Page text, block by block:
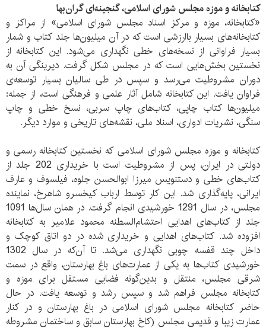
کتابخانه و موزه‌ مجلس شورای اسلامی، گنجینه‌ای گران‌بها
«کتابخانه، موزه و مرکز اسناد مجلس شورای اسلامی» از مراکز و
کتابخانه‌های بسیار باارزشی است که در آن میلیون‌ها جلد کتاب و شمار
بسیار فراوانی از نسخه‌های خطی نگهداری می‌شود. این کتابخانه از
نخستین بخش‌هایی است که در مجلس شکل گرفت. دیرینگی آن به
دوران مشروطیت می‌رسد و سپس در طی سالیان بسیار توسعه‌ی
فراوان یافت. این کتابخانه شامل آثار علمی و فرهنگی است، از جمله:
میلیون‌ها کتاب چاپی، کتاب‌های چاپ سربی، نسخ خطی و چاپ
سنگی، نشریات ادواری، اسناد ملی، نقشه‌های تاریخی و موارد دیگر.
کتابخانه و موزه‌ مجلس شورای اسلامی که نخستین کتابخانه‌ رسمی و
دولتی در ایران، پس از مشروطیت است با خریداری 202 جلد از
کتاب‌های خطی و دستنویس میرزا ابوالحسن جلوه، فیلسوف و عارف
ایرانی، پایه‌گذاری شد. این کار توسط ارباب کیخسرو شاهرخ، نماینده‌
مجلس، در سال 1291 خورشیدی انجام گرفت. در همان سال‌ها 1091
جلد از کتاب‌های اهدایی احتشام‌السطنه محمود علامیر به کتابخانه
افزوده شد. کتاب‌های اهدایی و خریداری شده در دو اتاق کوچک و
داخل چند قفسه‌ چوبی نگهداری می‌شد. تا آن‌که در سال 1302
خورشیدی کتاب‌ها به یکی از عمارت‌های باغ بهارستان، واقع در سمت
شرقی مجلس، منتقل و بدین‌گونه فضایی مستقل برای موزه و
کتابخانه‌ مجلس فراهم شد و سپس رشد و توسعه یافت. در حال
حاضر کتابخانه‌ مجلس شورای اسلامی در باغ بهارستان و در کنار
عمارت زیبا و قدیمی مجلس (کاخ بهارستان سابق و ساختمان مشروطه‌